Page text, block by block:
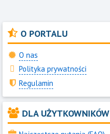
O PORTALU
O nas
Polityka prywatności
Regulamin
DLA UŻYTKOWNIKÓW